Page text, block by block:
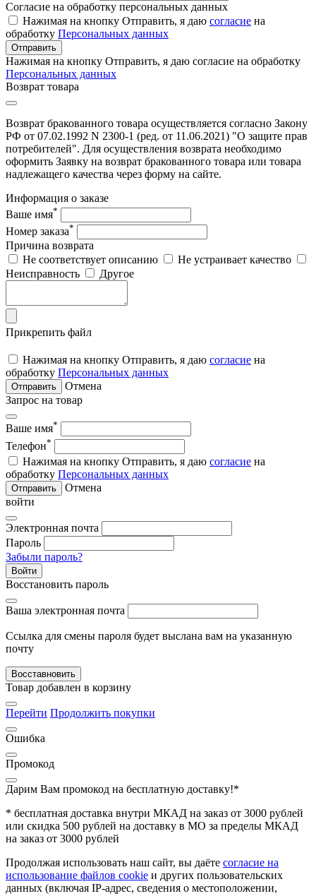
Согласие на обработку персональных данных
Нажимая на кнопку Отправить, я даю согласие на
обработку Персональных данных
Отправить
Нажимая на кнопку Отправить, я даю согласие на обработку
Персональных данных
Возврат товара
Возврат бракованного товара осуществляется согласно Закону
РФ от 07.02.1992 N 2300-1 (ред. от 11.06.2021) "О защите прав
потребителей". Для осуществления возврата необходимо
оформить Заявку на возврат бракованного товара или товара
надлежащего качества через форму на сайте.
Информация о заказе
Ваше имя*
Номер заказа*
Причина возврата
Не соответствует описанию
Не устраивает качество
Неисправность
Другое
Прикрепить файл
Нажимая на кнопку Отправить, я даю согласие на
обработку Персональных данных
Отправить
Отмена
Запрос на товар
Ваше имя*
Телефон*
Нажимая на кнопку Отправить, я даю согласие на
обработку Персональных данных
Отправить
Отмена
войти
Электронная почта
Пароль
Забыли пароль?
Войти
Восстановить пароль
Ваша электронная почта
Ссылка для смены пароля будет выслана вам на указанную
почту
Восставновить
Товар добавлен в корзину
Перейти Продолжить покупки
Ошибка
Промокод
Дарим Вам промокод на бесплатную доставку!*
* бесплатная доставка внутри МКАД на заказ от 3000 рублей
или скидка 500 рублей на доставку в МО за пределы МКАД
на заказ от 3000 рублей
Продолжая использовать наш сайт, вы даёте согласие на
использование файлов cookie и других пользовательских
данных (включая IP-адрес, сведения о местоположении,